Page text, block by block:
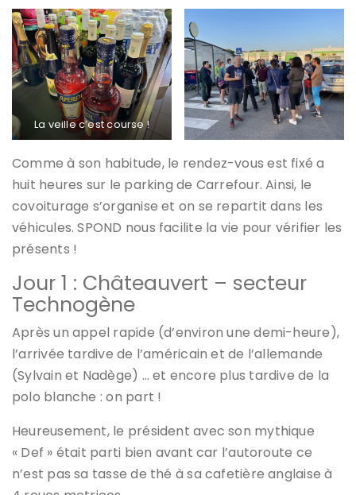
La veille c’est course !
Comme à son habitude, le rendez-vous est fixé a
huit heures sur le parking de Carrefour. Ainsi, le
covoiturage s’organise et on se repartit dans les
véhicules. SPOND nous facilite la vie pour vérifier les
présents !
Jour 1 : Châteauvert – secteur
Technogène
Après un appel rapide (d’environ une demi-heure),
l’arrivée tardive de l’américain et de l’allemande
(Sylvain et Nadège) … et encore plus tardive de la
polo blanche : on part !
Heureusement, le président avec son mythique
« Def » était parti bien avant car l’autoroute ce
n’est pas sa tasse de thé à sa cafetière anglaise à